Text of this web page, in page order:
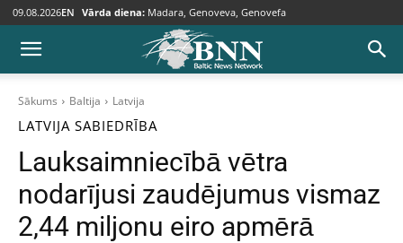
09.08.2026EN Vārda diena: Madara, Genoveva, Genovefa
Sākums Baltija Latvija
LATVIJA SABIEDRĪBA
Lauksaimniecībā vētra
nodarījusi zaudējumus vismaz
2,44 miljonu eiro apmērā